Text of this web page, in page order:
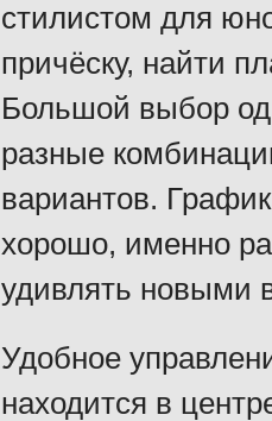
стилистом для
причёску, найти
Большой выбор
разные
вариантов.
хорошо, именно
удивлять новыми
Удобное
находится в